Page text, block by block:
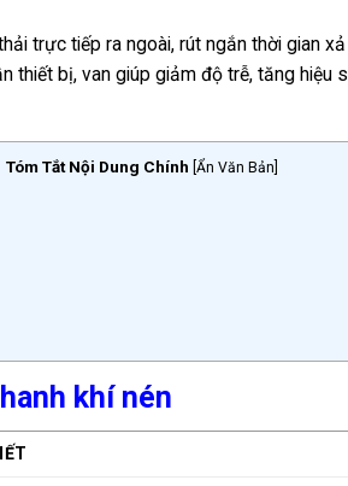
trực tiếp ra ngoài, rút ngắn thời gian
thiết bị, van giúp giảm độ trễ, tăng hiệu
Tóm Tắt Nội Dung Chính Ẩn Văn Bản
khí nén